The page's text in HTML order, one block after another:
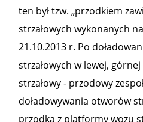
ten był tzw. „przodkiem
strzałowych wykonanych
21.10.2013 r. Po
strzałowych w lewej,
strzałowy - przodowy
doładowywania otworów
przodka z platformy wozu